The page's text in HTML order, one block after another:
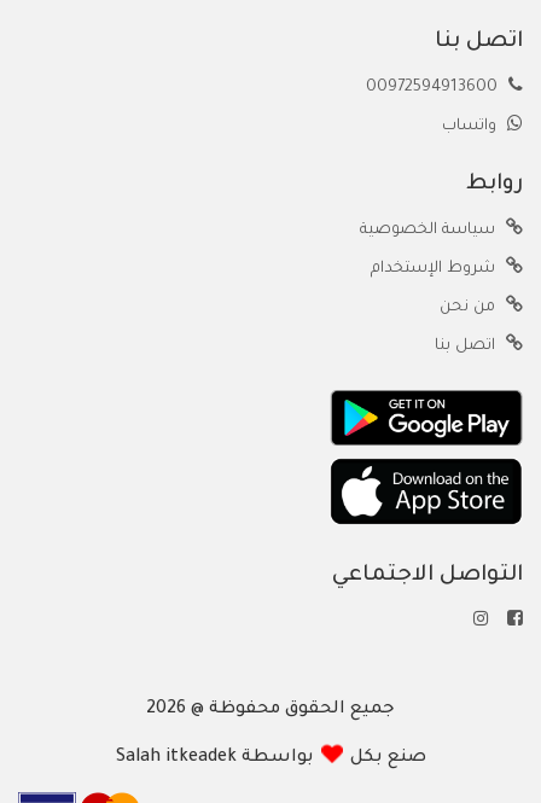
اتصل بنا
واتساب
روابط
سياسة الخصوصية
شروط الإستخدام
من نحن
اتصل بنا
التواصل الاجتماعي
جميع الحقوق محفوظة @ 2026
صنع بكل بواسطة Salah itkeadek